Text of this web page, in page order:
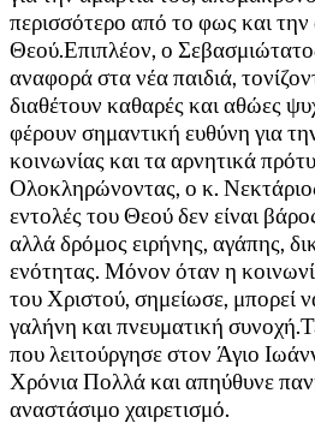
περισσότερο από το φως και την
Θεού.Επιπλέον, ο
αναφορά στα νέα παιδιά,
διαθέτουν καθαρές και αθώες
φέρουν σημαντική ευθύνη για
κοινωνίας και τα αρνητικά
Ολοκληρώνοντας, ο κ.
εντολές του Θεού δεν είναι
αλλά δρόμος ειρήνης, αγάπης,
ενότητας. Μόνον όταν η
του Χριστού, σημείωσε, μπορεί
γαλήνη και πνευματική
που λειτούργησε στον Άγιο
Χρόνια Πολλά και απηύθυνε
αναστάσιμο χαιρετισμό.